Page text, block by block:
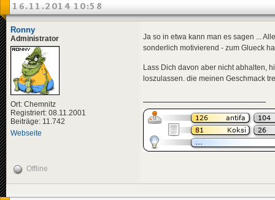
16.11.2014 10:58
Ronny
Administrator
Ort: Chemnitz
Registriert: 08.11.2001
Beiträge: 11.742
Webseite
Ja so in etwa kann man es sagen ...
sonderlich motivierend - zum Glueck
Lass Dich davon aber nicht abhalten,
loszulassen. die meinen Geschmack
Offline